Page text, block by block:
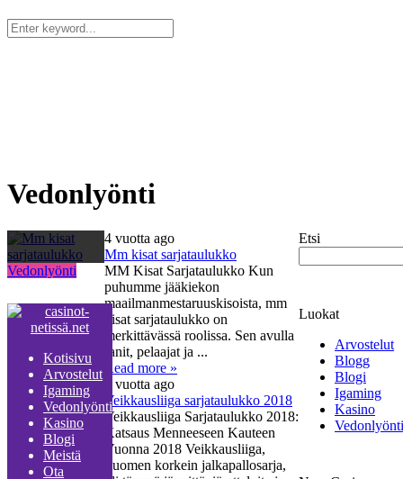
Kotisivu
Vedonlyönti
Vedonlyönti
4 vuotta ago
Mm kisat sarjataulukko
MM Kisat Sarjataulukko Kun
puhumme jääkiekon
maailmanmestaruuskisoista, mm
kisat sarjataulukko on
merkittävässä roolissa. Sen avulla
fanit, pelaajat ja ...
Read more »
Vedonlyönti
4 vuotta ago
Veikkausliiga sarjataulukko 2018
Veikkausliiga Sarjataulukko 2018:
Katsaus Menneeseen Kauteen
Vuonna 2018 Veikkausliiga,
Suomen korkein jalkapallosarja,
Etsi
Luokat
Arvostelut
Blogg
Blogi
Igaming
Kasino
Vedonlyönti
Kotisivu
Arvostelut
Igaming
Vedonlyönti
Kasino
Blogi
Meistä
Ota